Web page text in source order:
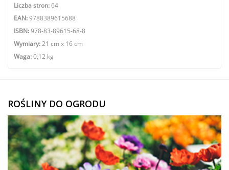
Liczba stron:64
EAN:9788389615688
ISBN:978-83-89615-68-8
Wymiary:21 cm x 16 cm
Waga:0,12 kg
ROŚLINY DO OGRODU